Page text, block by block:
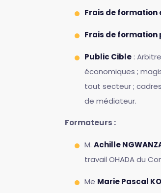
Frais de formation
Frais de
Public Cible :
économiques ;
tout secteur ;
de médiateur.
Formateurs :
M. Achille
travail OHADA du
Me Marie Pascal